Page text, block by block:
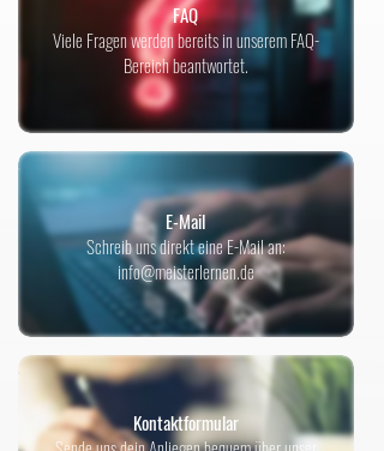
FAQ
Viele Fragen werden bereits in unserem FAQ-
Bereich beantwortet.
E-Mail
​Schreib uns direkt eine E-Mail an:
info@meisterlernen.de
Kontaktformular